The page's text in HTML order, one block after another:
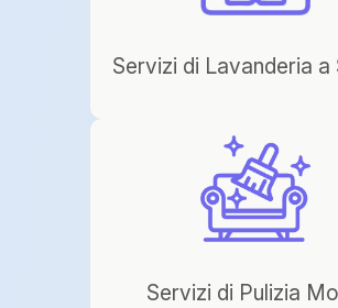
Servizi di Lavanderia a
Servizi di Pulizia